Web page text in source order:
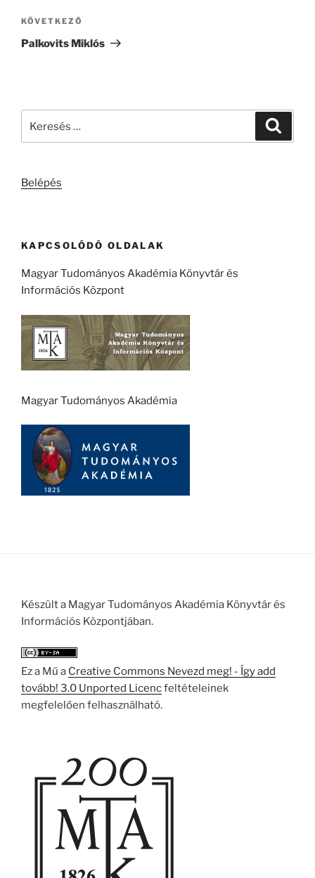
Következő
bejegyzés
KÖVETKEZŐ
Palkovits Miklós
Belépés
KAPCSOLÓDÓ OLDALAK
Magyar Tudományos Akadémia Könyvtár és
Információs Központ
Magyar Tudományos Akadémia
Készült a Magyar Tudományos Akadémia Könyvtár és
Információs Központjában.
Ez a Mű a Creative Commons Nevezd meg! - Így add
tovább! 3.0 Unported Licencfeltételeinek
megfelelően felhasználható.